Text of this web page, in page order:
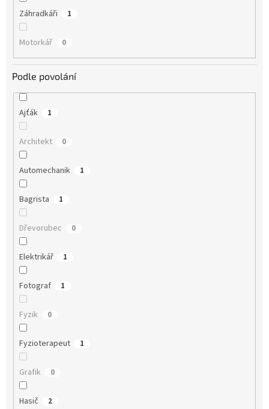
Záhradkáři 1
Motorkář 0
Podle povolání
Ajťák 1
Architekt 0
Automechanik 1
Bagrista 1
Dřevorubec 0
Elektrikář 1
Fotograf 1
Fyzik 0
Fyzioterapeut 1
Grafik 0
Hasič 2